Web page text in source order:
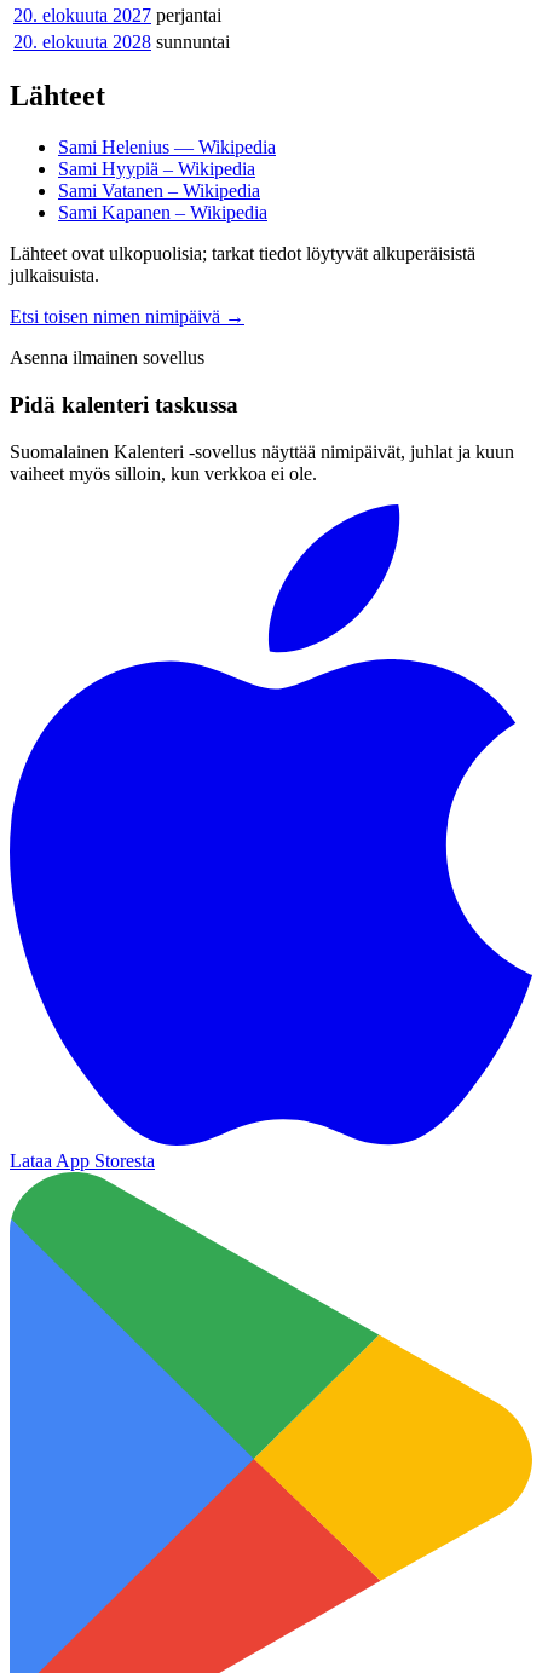
20. elokuuta 2027 perjantai
20. elokuuta 2028 sunnuntai
Lähteet
Sami Helenius — Wikipedia
Sami Hyypiä – Wikipedia
Sami Vatanen – Wikipedia
Sami Kapanen – Wikipedia
Lähteet ovat ulkopuolisia; tarkat tiedot löytyvät alkuperäisistä
julkaisuista.
Etsi toisen nimen nimipäivä →
Asenna ilmainen sovellus
Pidä kalenteri taskussa
Suomalainen Kalenteri ‑sovellus näyttää nimipäivät, juhlat ja kuun
vaiheet myös silloin, kun verkkoa ei ole.
Lataa App Storesta